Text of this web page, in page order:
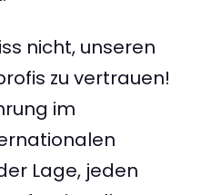
nicht, unseren
zu vertrauen!
im
Lage, jeden